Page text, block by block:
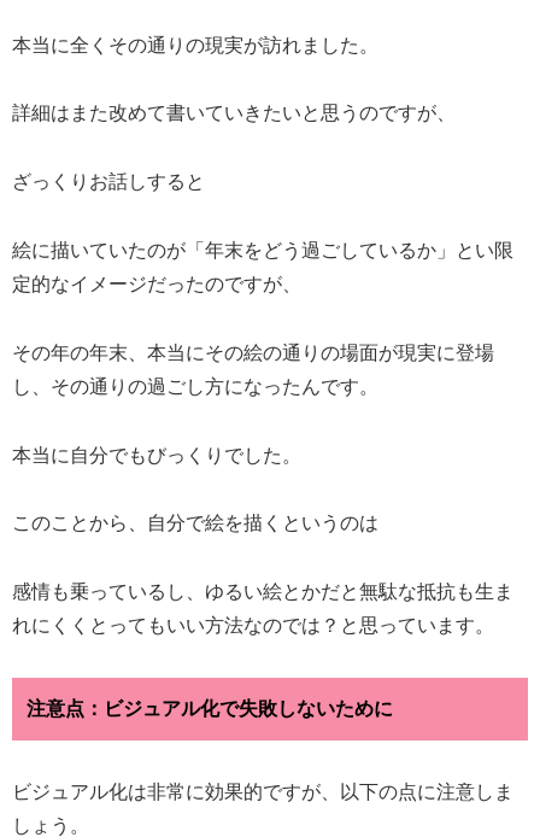
本当に全くその通りの現実が訪れました。
詳細はまた改めて書いていきたいと思うのですが、
ざっくりお話しすると
絵に描いていたのが「年末をどう過ごしているか」とい限
定的なイメージだったのですが、
その年の年末、本当にその絵の通りの場面が現実に登場
し、その通りの過ごし方になったんです。
本当に自分でもびっくりでした。
このことから、自分で絵を描くというのは
感情も乗っているし、ゆるい絵とかだと無駄な抵抗も生ま
れにくくとってもいい方法なのでは？と思っています。
注意点：ビジュアル化で失敗しないために
ビジュアル化は非常に効果的ですが、以下の点に注意しま
しょう。